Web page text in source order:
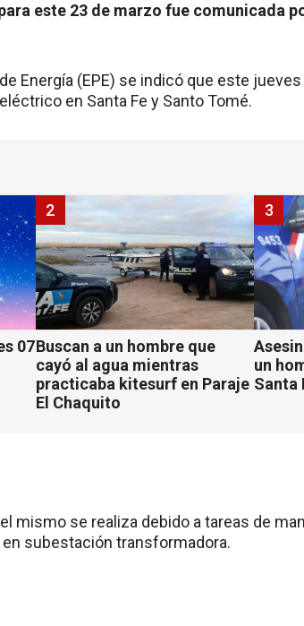
este 23 de marzo fue comunicada
Energía (EPE) se indicó que este
en Santa Fe y Santo Tomé.
07Buscan a un hombre que
cayó al agua mientras
practicaba kitesurf en Paraje
El Chaquito
2
un
Santa
3
mismo se realiza debido a tareas de
subestación transformadora.